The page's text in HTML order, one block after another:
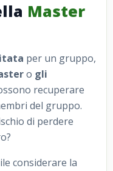
Master
per un gruppo,
o gli
recuperare
del gruppo.
di perdere
considerare la